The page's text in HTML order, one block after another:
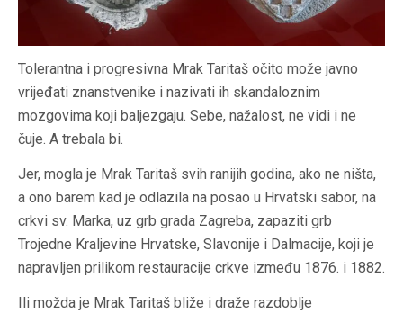
Tolerantna i progresivna Mrak Taritaš očito može javno
vrijeđati znanstvenike i nazivati ih skandaloznim
mozgovima koji baljezgaju. Sebe, nažalost, ne vidi i ne
čuje. A trebala bi.
Jer, mogla je Mrak Taritaš svih ranijih godina, ako ne ništa,
a ono barem kad je odlazila na posao u Hrvatski sabor, na
crkvi sv. Marka, uz grb grada Zagreba, zapaziti grb
Trojedne Kraljevine Hrvatske, Slavonije i Dalmacije, koji je
napravljen prilikom restauracije crkve između 1876. i 1882.
Ili možda je Mrak Taritaš bliže i draže razdoblje